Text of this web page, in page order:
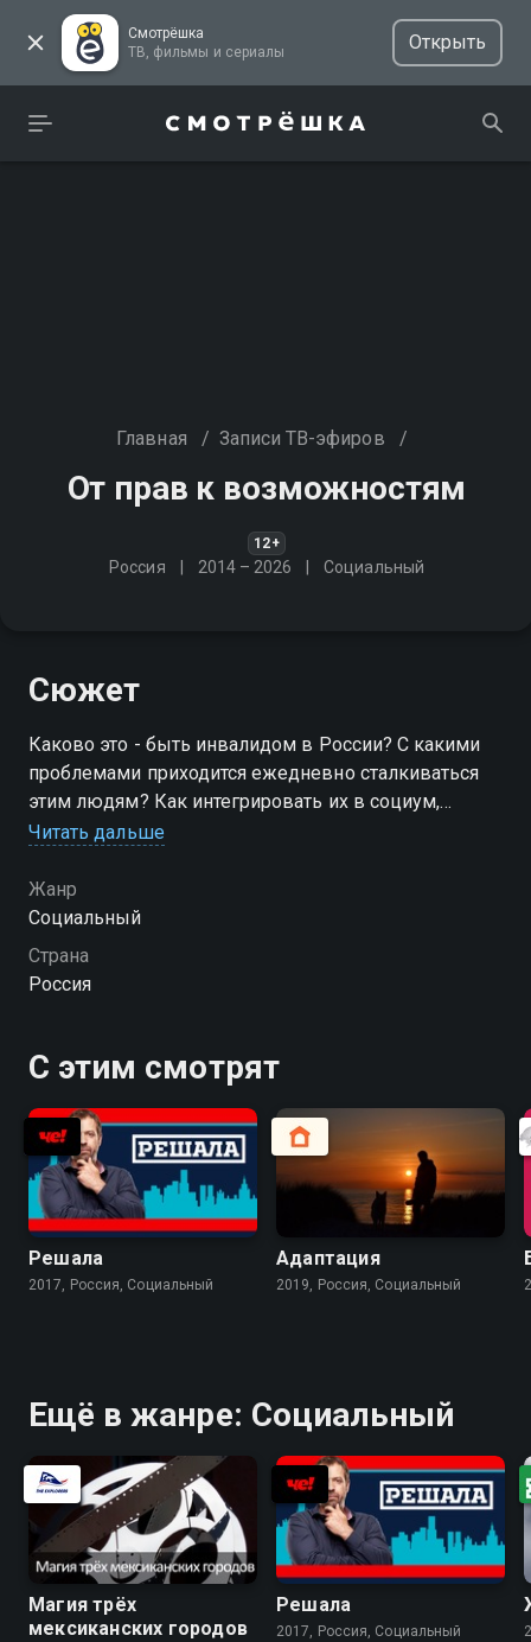
Смотрёшка
ТВ, фильмы и сериалы
Открыть
Главная / Записи ТВ-эфиров /
От прав к возможностям
12+
Россия 2014 – 2026 Социальный
Сюжет
Каково это - быть инвалидом в России? С какими
проблемами приходится ежедневно сталкиваться
этим людям? Как интегрировать их в социум,
улучшить качество жизни и дать почувствовать
этом - в проекте
Читать дальше
Жанр
Социальный
Страна
Россия
С этим смотрят
Решала
2017, Россия, Социальный
Адaптaция
2019, Россия, Социальный
Ещё в жанре: Социальный
Магия трёх
мексиканских городов
Решала
2017, Россия, Социальный